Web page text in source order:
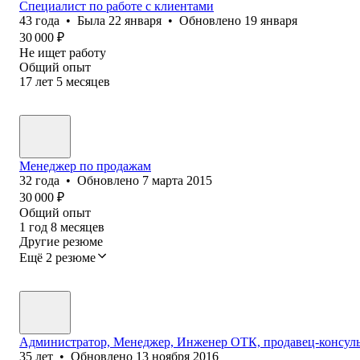
Специалист по работе с клиентами
43 года • Была 22 января • Обновлено 19 января
30 000 ₽
Не ищет работу
Общий опыт
17 лет 5 месяцев
Менеджер по продажам
32 года • Обновлено 7 марта 2015
30 000 ₽
Общий опыт
1 год 8 месяцев
Другие резюме
Ещё 2 резюме
Администратор, Менеджер, Инженер ОТК, продавец-
35 лет • Обновлено 13 ноября 2016